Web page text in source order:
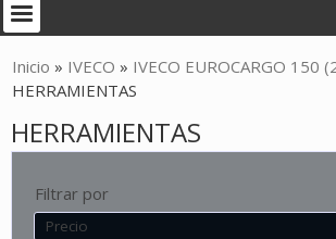
Inicio » IVECO » IVECO EUROCARGO 150
HERRAMIENTAS
HERRAMIENTAS
Filtrar por
Precio